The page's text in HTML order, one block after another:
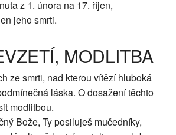
z 1. února na 17. říjen,
jeho smrti.
MODLITBA
ze smrti, nad kterou vítězí hluboká
láska. O dosažení těchto
modlitbou.
Bože, Ty posiluješ mučedníky,